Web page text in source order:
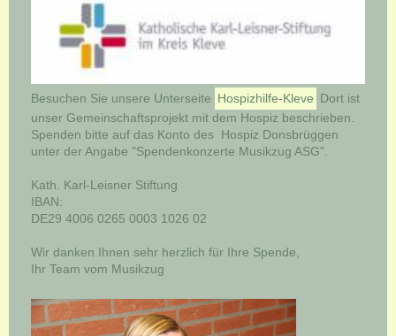
Besuchen Sie unsere Unterseite Hospizhilfe-Kleve Dort ist
unser Gemeinschaftsprojekt mit dem Hospiz beschrieben.
Spenden bitte auf das Konto des Hospiz Donsbrüggen
unter der Angabe "Spendenkonzerte Musikzug ASG".
Kath. Karl-Leisner Stiftung
IBAN:
DE29 4006 0265 0003 1026 02
Wir danken Ihnen sehr herzlich für Ihre Spende,
Ihr Team vom Musikzug